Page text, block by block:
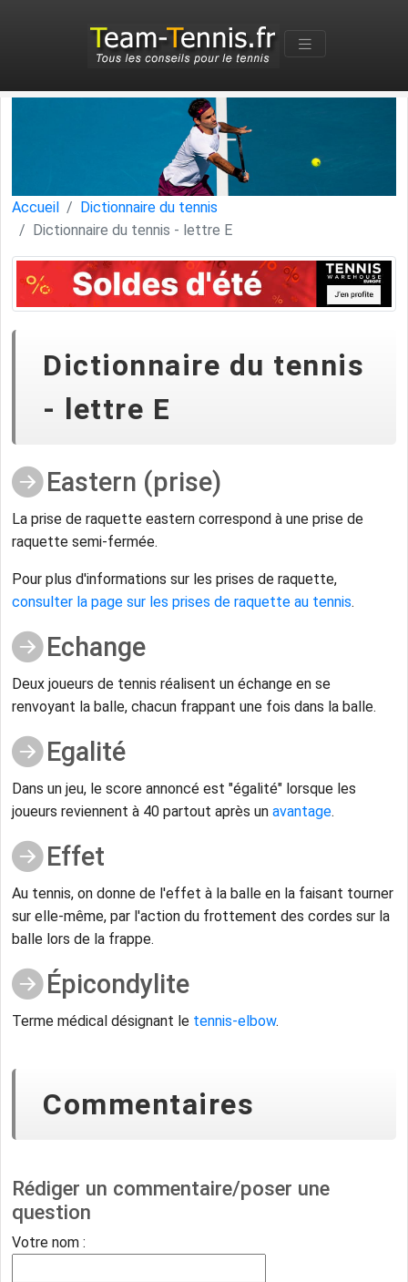
Accueil
Dictionnaire du tennis
Dictionnaire du tennis - lettre E
Dictionnaire du tennis
- lettre E
Eastern (prise)
La prise de raquette eastern correspond à une prise de
raquette semi-fermée.
Pour plus d'informations sur les prises de raquette,
consulter la page sur les prises de raquette au tennis.
Echange
Deux joueurs de tennis réalisent un échange en se
renvoyant la balle, chacun frappant une fois dans la balle.
Egalité
Dans un jeu, le score annoncé est "égalité" lorsque les
joueurs reviennent à 40 partout après un avantage.
Effet
Au tennis, on donne de l'effet à la balle en la faisant tourner
sur elle-même, par l'action du frottement des cordes sur la
balle lors de la frappe.
Épicondylite
Terme médical désignant le tennis-elbow.
Commentaires
Rédiger un commentaire/poser une
question
Votre nom :